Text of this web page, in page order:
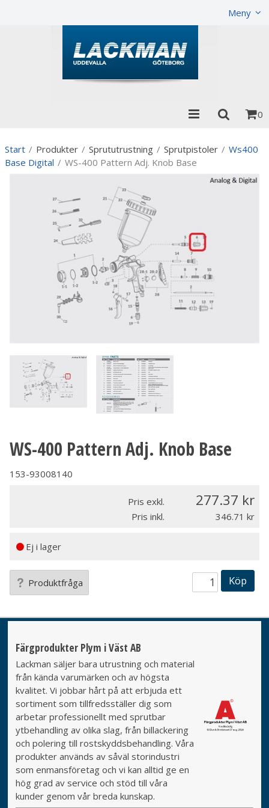
Meny
0
Start / Produkter / Sprututrustning / Sprutpistoler / Ws400
Base Digital / WS-400 Pattern Adj. Knob Base
WS-400 Pattern Adj. Knob Base
153-93008140
Pris exkl. 277.37
Pris inkl. 346.71
Ej i lager
Produktfråga Köp
Färgprodukter Plym i Väst AB
Lackman säljer bara utrustning och material
från kända varumärken och av högsta
kvalitet. Vi jobbar hårt på att erbjuda ett
sortiment som tillfredsställer dig som
arbetar professionellt med sprutbar
ytbehandling av olika slag, från billackering
och polering till rostskyddsbehandling. Våra
produkter används av såväl storindustri
som enmansföretag och vi kan alltid ge en
hög grad av service och stöd till våra
kunder genom vår breda kunskap.